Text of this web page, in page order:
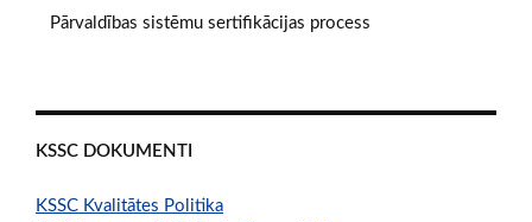
Pārvaldības sistēmu sertifikācijas process
KSSC DOKUMENTI
KSSC Kvalitātes Politika